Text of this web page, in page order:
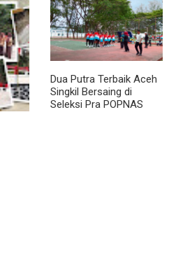
Dua Putra Terbaik Aceh
Singkil Bersaing di
Seleksi Pra POPNAS